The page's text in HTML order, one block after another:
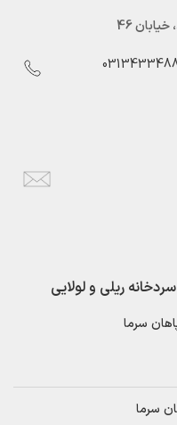
46
ریلی و لولایی
سرما
سرما